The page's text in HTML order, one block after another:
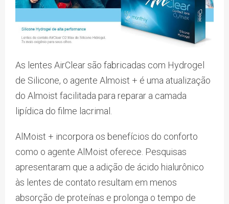
As lentes AirClear são fabricadas com Hydrogel
de Silicone, o agente Almoist + é uma atualização
do Almoist facilitada para reparar a camada
lipídica do filme lacrimal.
AlMoist + incorpora os benefícios do conforto
como o agente AlMoist oferece. Pesquisas
apresentaram que a adição de ácido hialurônico
às lentes de contato resultam em menos
absorção de proteínas e prolonga o tempo de